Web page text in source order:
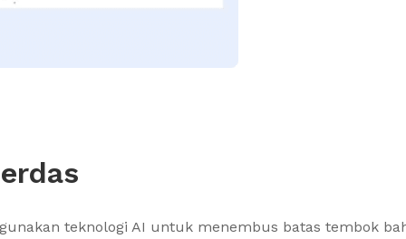
teknologi AI untuk menembus batas tembok